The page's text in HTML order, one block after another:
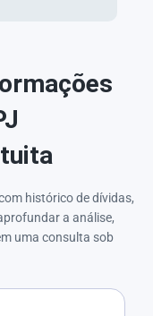
histórico de dívidas,
a análise,
uma consulta sob